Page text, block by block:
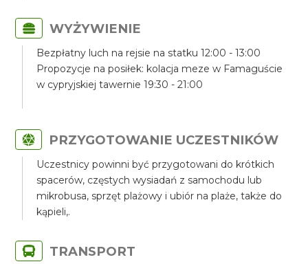
WYŻYWIENIE
Bezpłatny luch na rejsie na statku 12:00 - 13:00
Propozycje na posiłek: kolacja meze w Famaguście
w cypryjskiej tawernie 19:30 - 21:00
PRZYGOTOWANIE UCZESTNIKÓW
Uczestnicy powinni być przygotowani do krótkich
spacerów, częstych wysiadań z samochodu lub
mikrobusa, sprzęt plażowy i ubiór na plaże, także do
kąpieli,.
TRANSPORT